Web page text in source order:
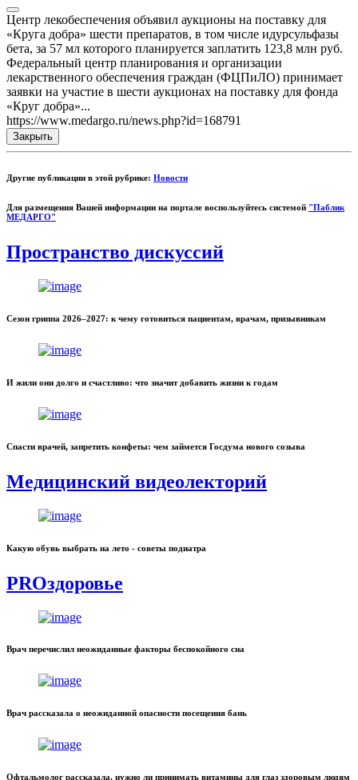
Центр лекобеспечения объявил аукционы на поставку для
«Круга добра» шести препаратов, в том числе идурсульфазы
бета, за 57 мл которого планируется заплатить 123,8 млн руб.
Федеральный центр планирования и организации
лекарственного обеспечения граждан (ФЦПиЛО) принимает
заявки на участие в шести аукционах на поставку для фонда
«Круг добра»...
https://www.medargo.ru/news.php?id=168791
Закрыть
Другие публикации в этой рубрике: Новости
Для размещения Вашей информации на портале воспользуйтесь системой "Паблик
МЕДАРГО"
Пространство дискуссий
Сезон гриппа 2026–2027: к чему готовиться пациентам, врачам, призывникам
И жили они долго и счастливо: что значит добавить жизни к годам
Спасти врачей, запретить конфеты: чем займется Госдума нового созыва
Медицинский видеолекторий
Какую обувь выбрать на лето - советы подиатра
PROздоровье
Врач перечислил неожиданные факторы беспокойного сна
Врач рассказала о неожиданной опасности посещения бань
Офтальмолог рассказала, нужно ли принимать витамины для глаз здоровым людям